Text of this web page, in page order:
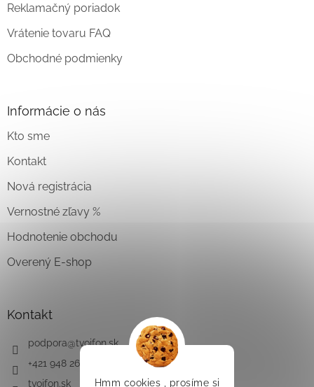
Hmm cookies , prosíme si
Reklamačný poriadok
Vrátenie tovaru FAQ
Obchodné podmienky
Informácie o nás
Kto sme
Kontakt
Nová registrácia
Vernostné zľavy %
Hodnotenie obchodu
Overený E-shop
Kontakt
podpora@tvojfon.sk
+421 948 261 491
tvojfon.sk